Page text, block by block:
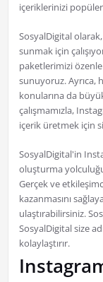
içeriklerinizi
SosyalDigital
sunmak için
paketlerimizi
sunuyoruz. Ayrıca,
konularına da
çalışmamızla,
içerik üretmek için
SosyalDigital'in
oluşturma
Gerçek ve
kazanmasını
ulaştırabilirsiniz.
SosyalDigital size
kolaylaştırır.